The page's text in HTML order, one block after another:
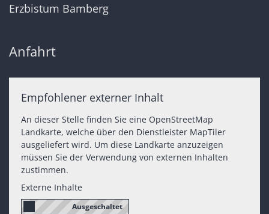
Erzbistum Bamberg
Anfahrt
Empfohlener externer Inhalt
An dieser Stelle finden Sie eine OpenStreetMap
Landkarte, welche über den Dienstleister MapTiler
ausgeliefert wird. Um diese Landkarte anzuzeigen
müssen Sie der Verwendung von externen Inhalten
zustimmen.
Externe Inhalte